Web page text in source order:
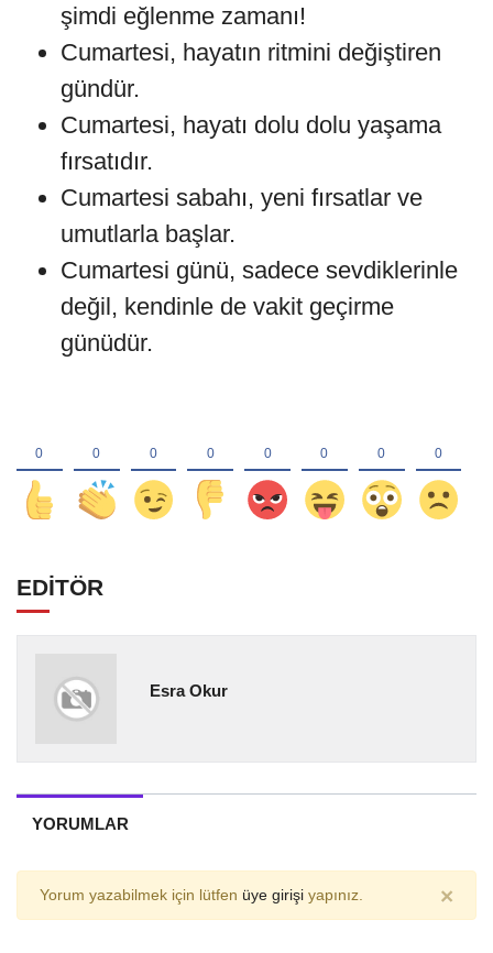
şimdi eğlenme zamanı!
Cumartesi, hayatın ritmini değiştiren
gündür.
Cumartesi, hayatı dolu dolu yaşama
fırsatıdır.
Cumartesi sabahı, yeni fırsatlar ve
umutlarla başlar.
Cumartesi günü, sadece sevdiklerinle
değil, kendinle de vakit geçirme
günüdür.
EDİTÖR
Esra Okur
YORUMLAR
Yorum yazabilmek için lütfen üye girişi yapınız. ×